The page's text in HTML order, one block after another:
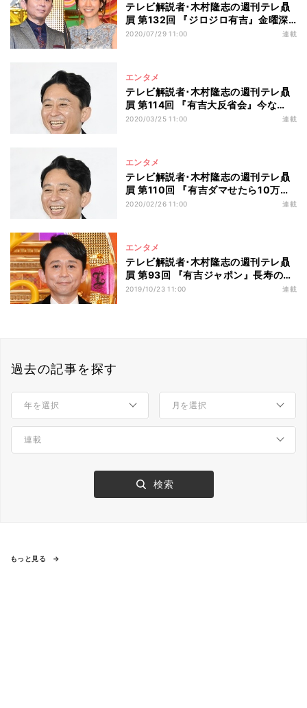
テレビ解説者･木村隆志の週刊テレ贔
屓 第132回 『ジロジロ有吉』金曜深
夜に試される第7世代の人間性と演技
2020/07/29 11:00 連載
エンタメ
テレビ解説者･木村隆志の週刊テレ贔
屓 第114回 『有吉大反省会』今な
お“タレント再生工場”の最高峰
2020/03/25 11:00 連載
エンタメ
テレビ解説者･木村隆志の週刊テレ贔
屓 第110回 『有吉ダマせたら10万
円』勝負師・有吉弘行が見せるとびき
2020/02/26 11:00 連載
エンタメ
テレビ解説者･木村隆志の週刊テレ贔
屓 第93回 『有吉ジャポン』長寿の深
夜番組にも通じる生命力の強さ
2019/10/23 11:00 連載
過去の記事を探す
もっと見る